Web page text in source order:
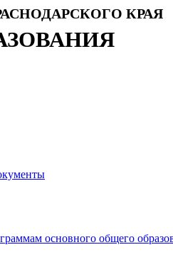
КРАЯ
основного общего